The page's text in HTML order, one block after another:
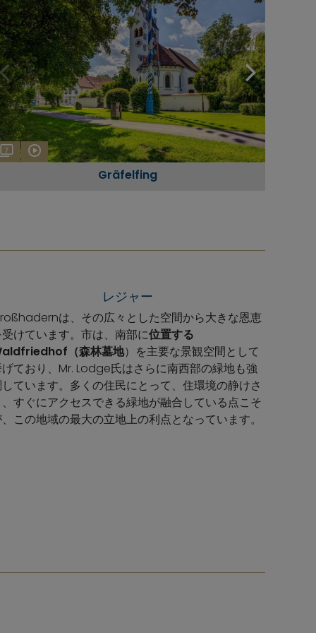
7
Gräfelfing
レジャー
は、その広々とした空間から大きな恩恵
けています。市は、南部に位置する
（森林墓地）を主要な景観空間として
ており、Mr. Lodge氏はさらに南西部の緑地も強
ています。多くの住民にとって、住環境の静けさ
すぐにアクセスできる緑地が融合している点こそ
この地域の最大の立地上の利点となっています。